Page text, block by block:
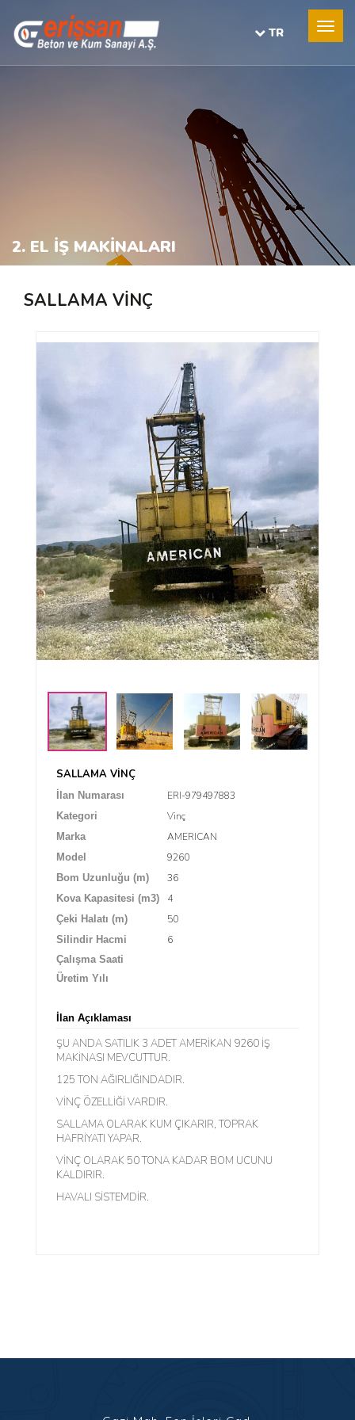
TR
2. EL İŞ MAKİNALARI
SALLAMA VİNÇ
SALLAMA VİNÇ
İlan Numarası ERI-979497883
Kategori Vinç
Marka AMERICAN
Model 9260
Bom Uzunluğu (m) 36
Kova Kapasitesi (m3) 4
Çeki Halatı (m) 50
Silindir Hacmi 6
Çalışma Saati
Üretim Yılı
İlan Açıklaması
ŞU ANDA SATILIK 3 ADET AMERİKAN 9260 İŞ
MAKİNASI MEVCUTTUR.
125 TON AĞIRLIĞINDADIR.
VİNÇ ÖZELLİĞİ VARDIR.
SALLAMA OLARAK KUM ÇIKARIR, TOPRAK
HAFRİYATI YAPAR.
VİNÇ OLARAK 50 TONA KADAR BOM UCUNU
KALDIRIR.
HAVALI SİSTEMDİR.